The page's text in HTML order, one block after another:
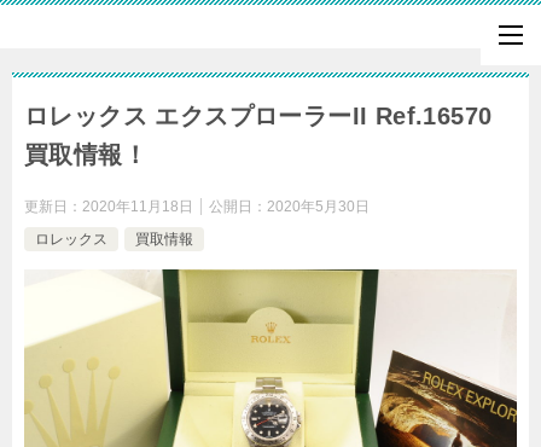
ロレックス エクスプローラーII Ref.16570
買取情報！
更新日： 2020年11月18日 公開日： 2020年5月30日
ロレックス
買取情報